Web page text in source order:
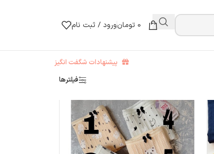
0 تومانورود / ثبت نام
پیشنهادات شگفت انگیز
فیلترها